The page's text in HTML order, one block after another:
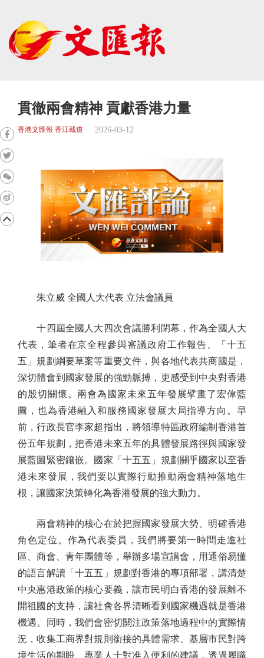
貫徹兩會精神 貢獻香港力量
香港文匯報 香江載道 2026-03-12
朱立威 全國人大代表 立法會議員
十四屆全國人大四次會議勝利閉幕，作為全國人大
代表，筆者在京全程參與審議政府工作報告、「十五
五」規劃綱要草案等重要文件，與各地代表共商國是，
深切體會到國家發展的強勁脈搏，更感受到中央對香港
的殷切關懷。兩會為國家未來五年發展擘畫了宏偉藍
圖，也為香港融入和服務國家發展大局指導方向。早
前，行政長官李家超指出，將領導特區政府編制香港首
份五年規劃，把香港未來五年的具體發展路徑與國家發
展藍圖緊密鑲嵌。國家「十五五」規劃關乎國家以至香
港未來發展，我們要以實際行動推動兩會精神落地生
根，讓國家決策轉化為香港發展的強大動力。
兩會精神的核心在於把握國家發展大勢、明確香港
角色定位。作為代表委員，我們將要第一時間走進社
區、商會、青年團體等，舉辦多場宣講會，用通俗易懂
的語言解讀「十五五」規劃對香港的專項部署，講清楚
中央惠港政策的核心要義，讓市民明白香港的發展離不
開祖國的支持，讓社會各界清晰看到國家機遇就是香港
機遇。同時，我們會密切關注政策落地過程中的實際情
況，收集工商界對規則銜接的具體需求、基層市民對跨
境生活的期盼、專業人士對准入便利的建議，透過履職